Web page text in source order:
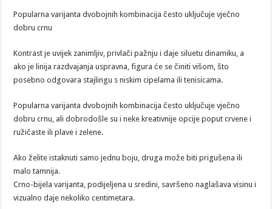
Popularna varijanta dvobojnih kombinacija često uključuje vječno
dobru crnu
Kontrast je uvijek zanimljiv, privlači pažnju i daje siluetu dinamiku, a
ako je linija razdvajanja uspravna, figura će se činiti višom, što
posebno odgovara stajlingu s niskim cipelama ili tenisicama.
Popularna varijanta dvobojnih kombinacija često uključuje vječno
dobru crnu, ali dobrodošle su i neke kreativnije opcije poput crvene i
ružičaste ili plave i zelene.
Ako želite istaknuti samo jednu boju, druga može biti prigušena ili
malo tamnija.
Crno-bijela varijanta, podijeljena u sredini, savršeno naglašava visinu i
vizualno daje nekoliko centimetara.